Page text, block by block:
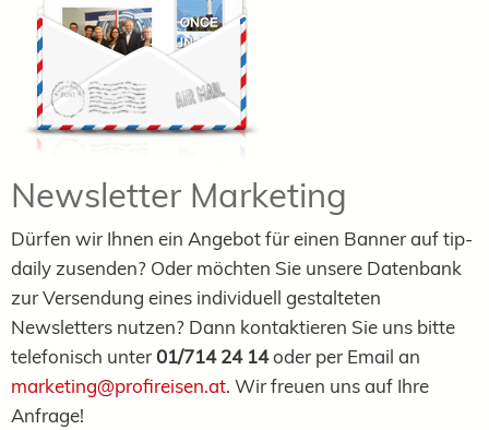
Newsletter Marketing
Dürfen wir Ihnen ein Angebot für einen Banner auf tip-
daily zusenden? Oder möchten Sie unsere Datenbank
zur Versendung eines individuell gestalteten
Newsletters nutzen? Dann kontaktieren Sie uns bitte
telefonisch unter01/714 24 14oder per Email an
marketing@profireisen.at. Wir freuen uns auf Ihre
Anfrage!